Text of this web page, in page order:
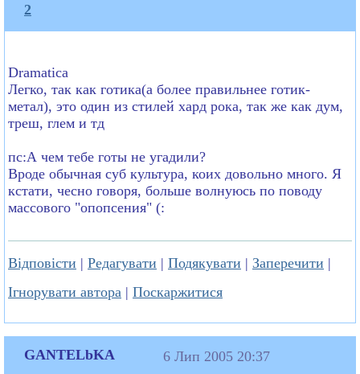
2
Dramatica
Легко, так как готика(а более правильнее готик-
метал), это один из стилей хард рока, так же как дум,
треш, глем и тд
пс:А чем тебе готы не угадили?
Вроде обычная суб культура, коих довольно много. Я
кстати, чесно говоря, больше волнуюсь по поводу
массового "опопсения" (:
Відповісти | Редагувати | Подякувати | Заперечити |
Ігнорувати автора | Поскаржитися
GANTELbKA
6 Лип 2005 20:37